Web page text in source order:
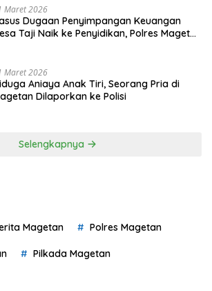
Maret 2026
Dugaan Penyimpangan Keuangan
Taji Naik ke Penyidikan, Polres Magetan
Maret 2026
Aniaya Anak Tiri, Seorang Pria di
Dilaporkan ke Polisi
Selengkapnya
Magetan Polres Magetan
Pilkada Magetan